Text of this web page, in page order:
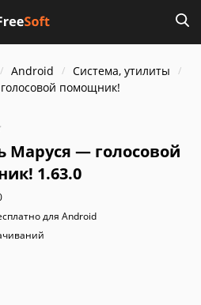
Android
Система, утилиты
помощник!
Маруся — голосовой
1.63.0
для Android